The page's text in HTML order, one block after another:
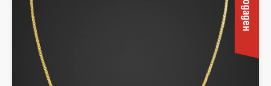
Продаден